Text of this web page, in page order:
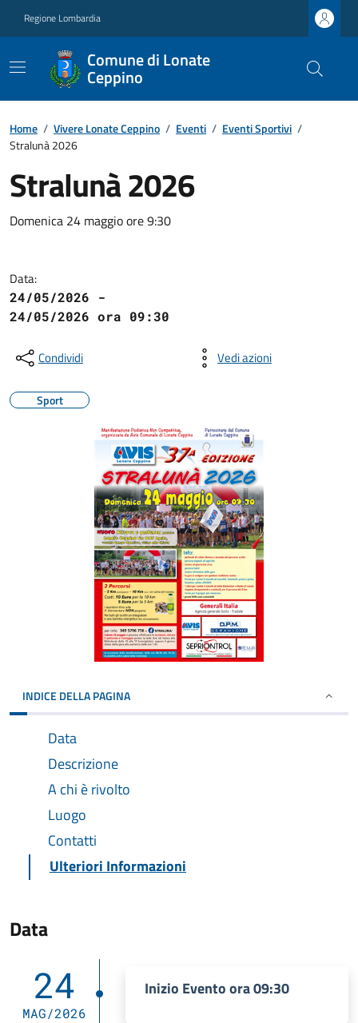
Regione Lombardia
Comune di Lonate
Ceppino
Home / Vivere Lonate Ceppino / Eventi / Eventi Sportivi /
Stralunà 2026
Stralunà 2026
Domenica 24 maggio ore 9:30
Data:
24/05/2026 -
24/05/2026 ora 09:30
Condividi Vedi azioni
Sport
INDICE DELLA PAGINA
Data
Descrizione
A chi è rivolto
Luogo
Contatti
Ulteriori Informazioni
Data
24
MAG/2026
Inizio Evento ora 09:30